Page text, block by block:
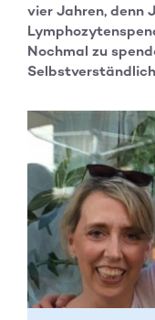
vier Jahren, denn
Nochmal zu